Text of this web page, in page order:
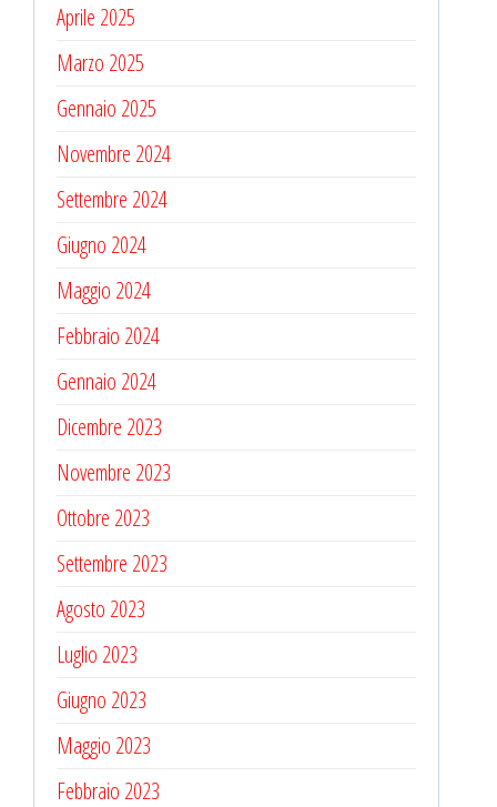
Aprile 2025
Marzo 2025
Gennaio 2025
Novembre 2024
Settembre 2024
Giugno 2024
Maggio 2024
Febbraio 2024
Gennaio 2024
Dicembre 2023
Novembre 2023
Ottobre 2023
Settembre 2023
Agosto 2023
Luglio 2023
Giugno 2023
Maggio 2023
Febbraio 2023